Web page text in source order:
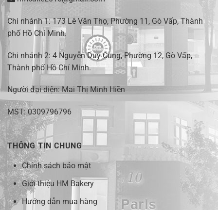
Chi nhánh 1:173 Lê Văn Thọ, Phường 11, Gò Vấp, Thành
phố Hồ Chí Minh.
Chi nhánh 2: 4 Nguyễn Duy Cung, Phường 12, Gò Vấp,
Thành phố Hồ Chí Minh.
Người đại diện: Mai Thị Minh Hiền
MST: 0309796796
THÔNG TIN CHUNG
Chính sách bảo mật
Giới thiệu HM Bakery
Hướng dẫn mua hàng